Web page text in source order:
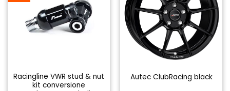
Racingline VWR stud & nut
kit conversione
Autec ClubRacing black